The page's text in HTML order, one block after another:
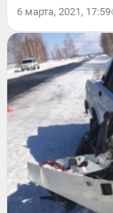
6 марта, 2021, 17:59